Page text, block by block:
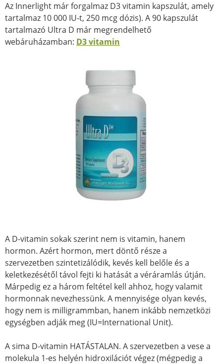
Az Innerlight már forgalmaz D3 vitamin kapszulát, amely
tartalmaz 10 000 IU-t, 250 mcg dózis). A 90 kapszulát
tartalmazó Ultra D már megrendelhető
webáruházamban: D3 vitamin
A D-vitamin sokak szerint nem is vitamin, hanem
hormon. Azért hormon, mert döntő része a
szervezetben szintetizálódik, kevés kell belőle és a
keletkezésétől távol fejti ki hatását a véráramlás útján.
Márpedig ez a három feltétel kell ahhoz, hogy valamit
hormonnak nevezhessünk. A mennyisége olyan kevés,
hogy nem is milligrammban, hanem inkább nemzetközi
egységben adják meg (IU=International Unit).
A sima D-vitamin HATÁSTALAN. A szervezetben a vese a
molekula 1-es helyén hidroxilációt végez (mégpedig a